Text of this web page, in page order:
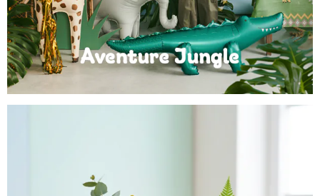
Anniversaire Jungle et Savane